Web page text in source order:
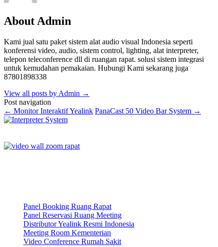
About Admin
Kami jual satu paket sistem alat audio visual Indonesia seperti
konferensi video, audio, sistem control, lighting, alat interpreter,
telepon teleconference dll di ruangan rapat. solusi sistem integrasi
untuk kemudahan pemakaian. Hubungi Kami sekarang juga
87801898338
View all posts by Admin →
Post navigation
← Monitor Interaktif Yealink PanaCast 50 Video Bar System →
Panel Booking Ruang Rapat
Panel Reservasi Ruang Meeting
Distributor Yealink Resmi Indonesia
Meeting Room Kementerian
Video Conference Rumah Sakit